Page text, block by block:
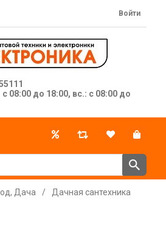
с 08:00 до 18:00, вс.: с 08:00 до
Войти
Дача /
Дачная сантехника